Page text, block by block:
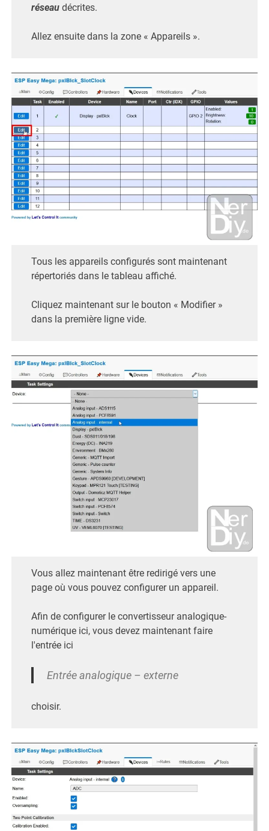
réseaudécrites.
Allez ensuite dans la zone « Appareils ».
Tous les appareils configurés sont maintenant
répertoriés dans le tableau affiché.
Cliquez maintenant sur le bouton « Modifier »
dans la première ligne vide.
Vous allez maintenant être redirigé vers une
page où vous pouvez configurer un appareil.
Afin de configurer le convertisseur analogique-
numérique ici, vous devez maintenant faire
l'entrée ici
Entrée analogique – externe
choisir.